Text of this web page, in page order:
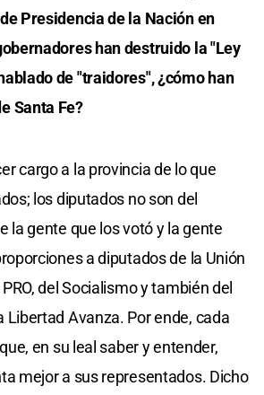
Presidencia de la Nación en
han destruido la "Ley
de "traidores", ¿cómo han
Santa Fe?
cargo a la provincia de lo que
los diputados no son del
la gente que los votó y la gente
a diputados de la Unión
del Socialismo y también del
Libertad Avanza. Por ende, cada
en su leal saber y entender,
mejor a sus representados. Dicho